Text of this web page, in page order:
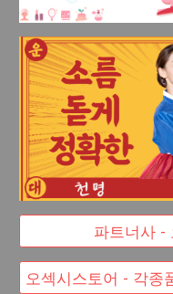
파트너사 -